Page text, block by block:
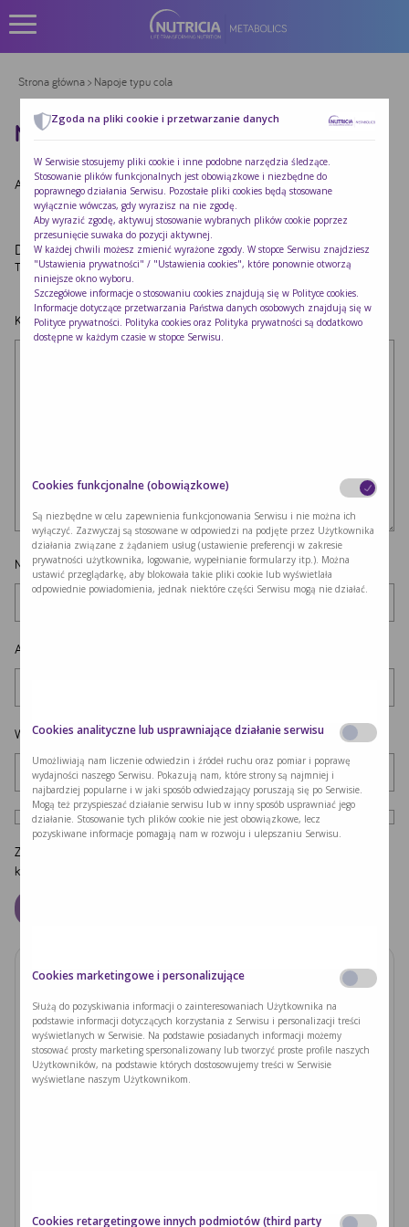
Strona główna> Napoje typu cola
NAPOJE TYPU COLA
Autor:Redakcja Nutricia|Opublikowano:2022-10-24
Dodaj komentarz
Twój adres e-mail nie zostanie opublikowany.Wymagane pola są oznaczone
Komentarz*
Nazwa*
Adres e-mail
Witryna internetowa
Zapamiętaj moje dane w tej przeglądarce podczas pisania kolejnych
komentarzy.
Zobacz również
PODUSZKI Z PAPIERU RYŻOWEGO Z
JACKFRUITEM I WARZYWAMI
Czytaj dalej >
Zgoda na pliki cookie i przetwarzanie danych
W Serwisie stosujemy pliki cookie i inne podobne narzędzia śledzące.
Stosowanie plików funkcjonalnych jest obowiązkowe i niezbędne do
poprawnego działania Serwisu. Pozostałe pliki cookies będą stosowane
wyłącznie wówczas, gdy wyrazisz na nie zgodę.
Aby wyrazić zgodę, aktywuj stosowanie wybranych plików cookie poprzez
przesunięcie suwaka do pozycji aktywnej.
W każdej chwili możesz zmienić wyrażone zgody. W stopce Serwisu znajdziesz
"Ustawienia prywatności" / "Ustawienia cookies", które ponownie otworzą
niniejsze okno wyboru.
Szczegółowe informacje o stosowaniu cookies znajdują się w Polityce cookies
Informacje dotyczące przetwarzania Państwa danych osobowych znajdują się w
Polityce prywatności . Polityka cookies oraz Polityka prywatności są dodatkowo
dostępne w każdym czasie w stopce Serwisu.
Cookies funkcjonalne (obowiązkowe)
Są niezbędne w celu zapewnienia funkcjonowania Serwisu i nie można ich
wyłączyć. Zazwyczaj są stosowane w odpowiedzi na podjęte przez Użytkownika
działania związane z żądaniem usług (ustawienie preferencji w zakresie
prywatności użytkownika, logowanie, wypełnianie formularzy itp.). Można
ustawić przeglądarkę, aby blokowała takie pliki cookie lub wyświetlała
odpowiednie powiadomienia, jednak niektóre części Serwisu mogą nie działać.
Cookies analityczne lub usprawniające działanie serwisu
Umożliwiają nam liczenie odwiedzin i źródeł ruchu oraz pomiar i poprawę
wydajności naszego Serwisu. Pokazują nam, które strony są najmniej i
najbardziej popularne i w jaki sposób odwiedzający poruszają się po Serwisie.
Mogą też przyspieszać działanie serwisu lub w inny sposób usprawniać jego
działanie. Stosowanie tych plików cookie nie jest obowiązkowe, lecz
pozyskiwane informacje pomagają nam w rozwoju i ulepszaniu Serwisu.
Cookies marketingowe i personalizujące
Służą do pozyskiwania informacji o zainteresowaniach Użytkownika na
podstawie informacji dotyczących korzystania z Serwisu i personalizacji treści
wyświetlanych w Serwisie. Na podstawie posiadanych informacji możemy
stosować prosty marketing spersonalizowany lub tworzyć proste profile naszych
Użytkowników, na podstawie których dostosowujemy treści w Serwisie
wyświetlane naszym Użytkownikom.
Cookies retargetingowe innych podmiotów (third party